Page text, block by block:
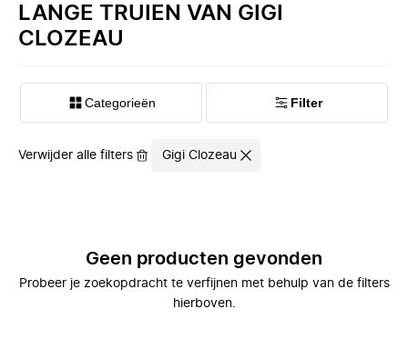
LANGE TRUIEN VAN GIGI
CLOZEAU
Categorieën Filter
Verwijder alle filters Gigi Clozeau
Geen producten gevonden
Probeer je zoekopdracht te verfijnen met behulp van de filters
hierboven.